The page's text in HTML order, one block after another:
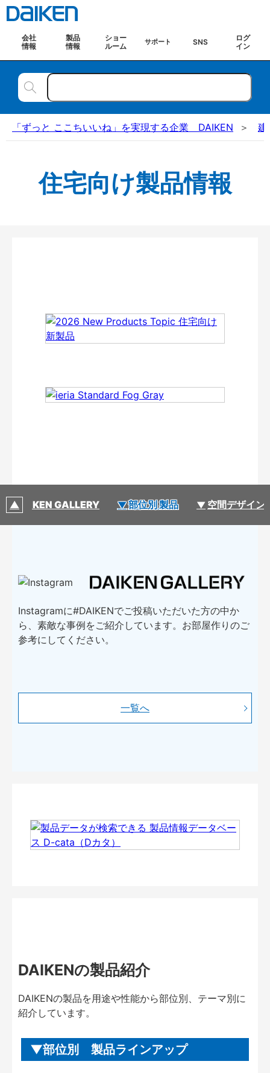
会社
情報
製品
情報
ショー
ルーム
サポート SNS
ログ
イン
「ずっと ここちいいね」を実現する企業 DAIKEN 建
住宅向け製品情報
DAIKEN GALLERY 部位別 製品 空間デザイン
Instagramに#DAIKENでご投稿いただいた方の中か
ら、素敵な事例をご紹介しています。お部屋作りのご
参考にしてください。
一覧へ
DAIKENの製品紹介
DAIKENの製品を用途や性能から部位別、テーマ別に
紹介しています。
部位別 製品ラインアップ